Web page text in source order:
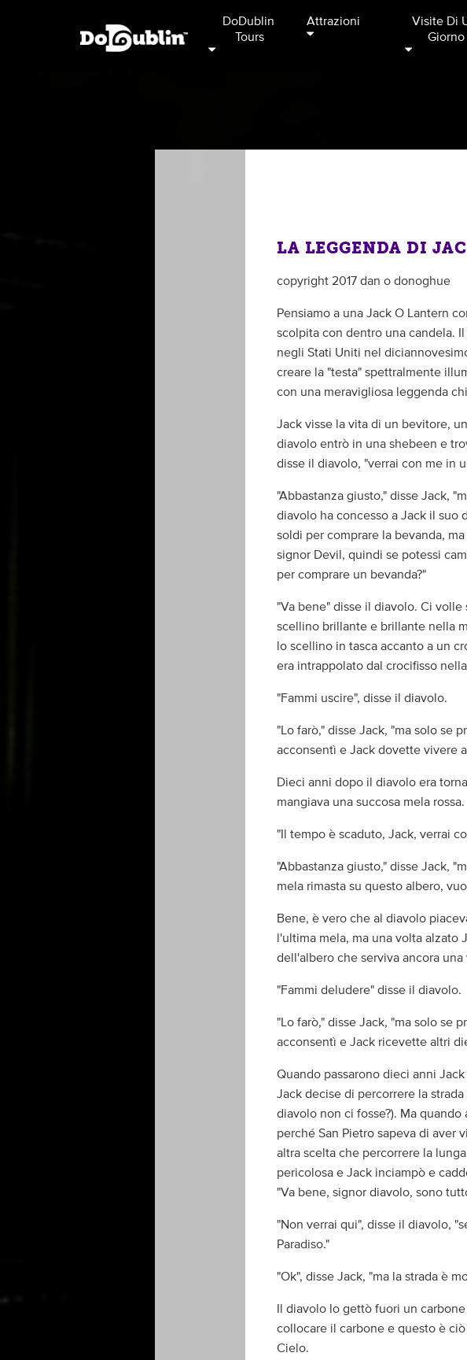
DoDublin
Tours
Attrazioni
Visite Di
Giorno
LA LEGGENDA DI
copyright 2017 dan o donoghue
Pensiamo a una Jack O Lantern
scolpita con dentro una candela.
negli Stati Uniti nel
creare la "testa" spettralmente
con una meravigliosa leggenda
Jack visse la vita di un bevitore,
diavolo entrò in una shebeen e
disse il diavolo, "verrai con me in
"Abbastanza giusto," disse Jack,
diavolo ha concesso a Jack il suo
soldi per comprare la bevanda,
signor Devil, quindi se potessi
per comprare un bevanda?"
"Va bene" disse il diavolo. Ci
scellino brillante e brillante nella
lo scellino in tasca accanto a un
era intrappolato dal crocifisso
"Fammi uscire", disse il diavolo.
"Lo farò," disse Jack, "ma solo se
acconsentì e Jack dovette vivere
Dieci anni dopo il diavolo era
mangiava una succosa mela rossa.
"Il tempo è scaduto, Jack, verrai
"Abbastanza giusto," disse Jack,
mela rimasta su questo albero,
Bene, è vero che al diavolo
l'ultima mela, ma una volta
dell'albero che serviva ancora
"Fammi deludere" disse il diavolo.
"Lo farò," disse Jack, "ma solo se
acconsentì e Jack ricevette altri
Quando passarono dieci anni
Jack decise di percorrere la
diavolo non ci fosse?). Ma
perché San Pietro sapeva di aver
altra scelta che percorrere la
pericolosa e Jack inciampò e
"Va bene, signor diavolo, sono
"Non verrai qui", disse il diavolo,
Paradiso."
"Ok", disse Jack, "ma la strada è
Il diavolo lo gettò fuori un
collocare il carbone e questo è
Cielo.